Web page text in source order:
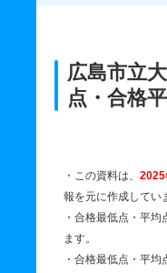
広島市立
点・合格
・この資料は、 2025
報を元に作成してい
・合格最低点・平
ます。
・合格最低点・平